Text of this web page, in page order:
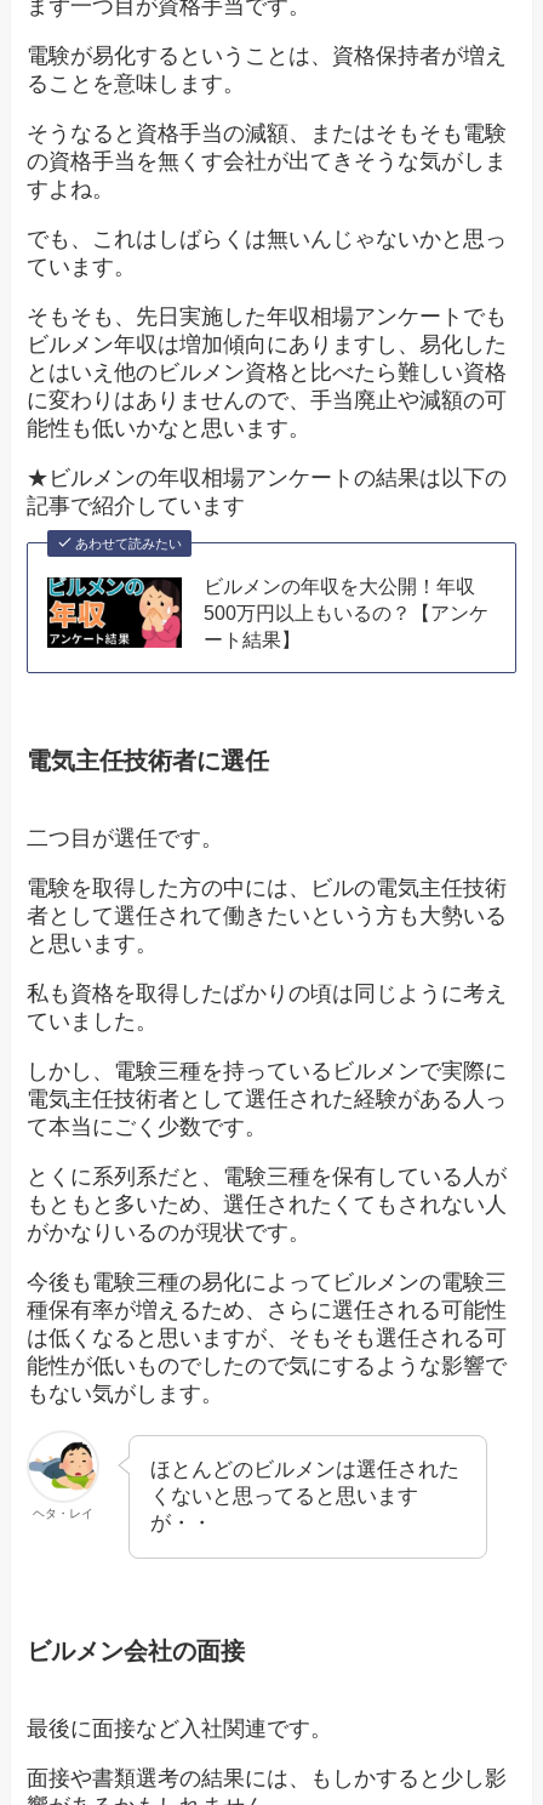
まず一つ目が資格手当です。
電験が易化するということは、資格保持者が増え
ることを意味します。
そうなると資格手当の減額、またはそもそも電験
の資格手当を無くす会社が出てきそうな気がしま
すよね。
でも、これはしばらくは無いんじゃないかと思っ
ています。
そもそも、先日実施した年収相場アンケートでも
ビルメン年収は増加傾向にありますし、易化した
とはいえ他のビルメン資格と比べたら難しい資格
に変わりはありませんので、手当廃止や減額の可
能性も低いかなと思います。
★ビルメンの年収相場アンケートの結果は以下の
記事で紹介しています
あわせて読みたい
ビルメンの年収を大公開！年収
500万円以上もいるの？【アンケ
ート結果】
電気主任技術者に選任
二つ目が選任です。
電験を取得した方の中には、ビルの電気主任技術
者として選任されて働きたいという方も大勢いる
と思います。
私も資格を取得したばかりの頃は同じように考え
ていました。
しかし、電験三種を持っているビルメンで実際に
電気主任技術者として選任された経験がある人っ
て本当にごく少数です。
とくに系列系だと、電験三種を保有している人が
もともと多いため、選任されたくてもされない人
がかなりいるのが現状です。
今後も電験三種の易化によってビルメンの電験三
種保有率が増えるため、さらに選任される可能性
は低くなると思いますが、そもそも選任される可
能性が低いものでしたので気にするような影響で
もない気がします。
ヘタ・レイ
ほとんどのビルメンは選任された
くないと思ってると思います
が・・
ビルメン会社の面接
最後に面接など入社関連です。
面接や書類選考の結果には、もしかすると少し影